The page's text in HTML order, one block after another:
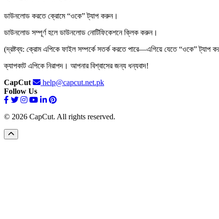
ডাউনলোড করতে ক্রোমে “ওকে” ট্যাপ করুন।
ডাউনলোড সম্পূর্ণ হলে ডাউনলোড নোটিফিকেশনে ক্লিক করুন।
(দ্রষ্টব্য: ক্রোম এপিকে ফাইল সম্পর্কে সতর্ক করতে পারে—এগিয়ে যেতে “ওকে” ট্যাপ
ক্যাপকাট এপিকে নিরাপদ। আপনার বিশ্বাসের জন্য ধন্যবাদ!
CapCut
help@capcut.net.pk
Follow Us
© 2026 CapCut. All rights reserved.